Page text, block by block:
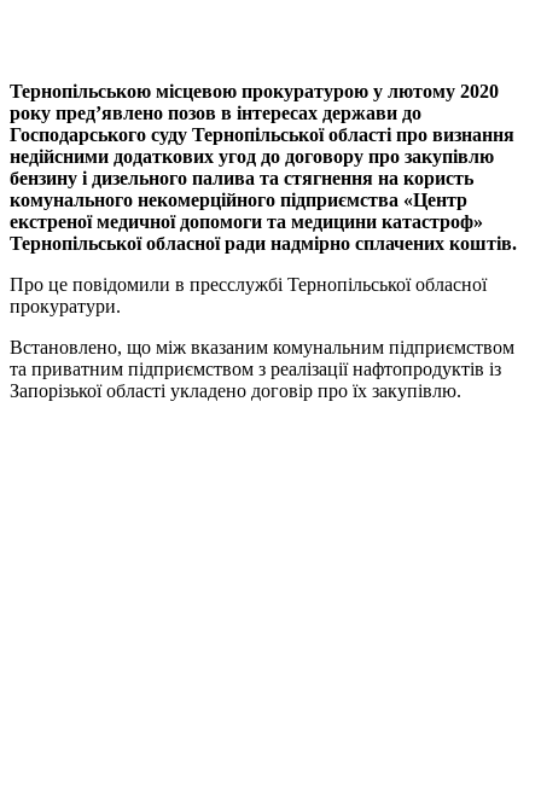
Тернопільською місцевою прокуратурою у лютому 2020
року пред’явлено позов в інтересах держави до
Господарського суду Тернопільської області про визнання
недійсними додаткових угод до договору про закупівлю
бензину і дизельного палива та стягнення на користь
комунального некомерційного підприємства «Центр
екстреної медичної допомоги та медицини катастроф»
Тернопільської обласної ради надмірно сплачених коштів.
Про це повідомили в пресслужбі Тернопільської обласної
прокуратури.
Встановлено, що між вказаним комунальним підприємством
та приватним підприємством з реалізації нафтопродуктів із
Запорізької області укладено договір про їх закупівлю.